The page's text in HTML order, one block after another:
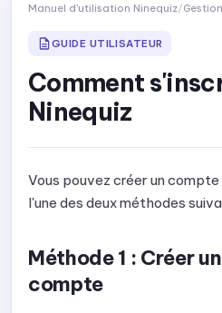
Créer des questions avec l'IA
Sélectionner aléatoirement
bibliothèque
Guide d'utilisation des types
Manuel d'utilisation Ninequiz/
GUIDE UTILISATEUR
Comment
Ninequiz
Vous pouvez créer un
l'une des deux méthodes
Méthode 1 : Créer
compte